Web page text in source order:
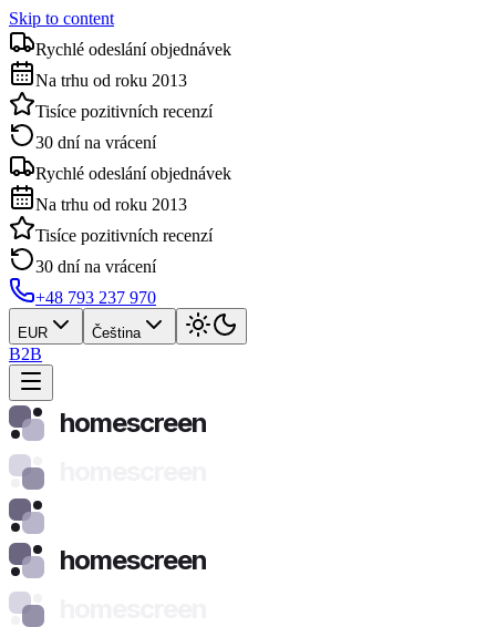
Skip to content
Rychlé odeslání objednávek
Na trhu od roku 2013
Tisíce pozitivních recenzí
30 dní na vrácení
Rychlé odeslání objednávek
Na trhu od roku 2013
Tisíce pozitivních recenzí
30 dní na vrácení
+48 793 237 970
EUR Čeština
B2B
homescreen
homescreen